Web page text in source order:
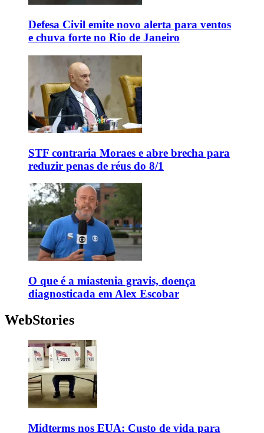
Defesa Civil emite novo alerta para ventos
e chuva forte no Rio de Janeiro
STF contraria Moraes e abre brecha para
reduzir penas de réus do 8/1
O que é a miastenia gravis, doença
diagnosticada em Alex Escobar
WebStories
Midterms nos EUA: Custo de vida para